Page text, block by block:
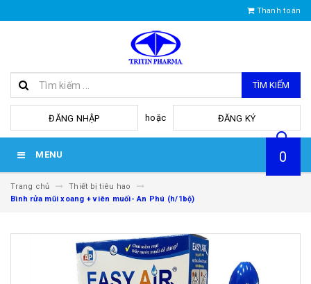
Thanh toán
TÌM KIẾM
ĐĂNG NHẬP hoặc ĐĂNG KÝ
MENU 0
Trang chủ
Thiết bị tiêu hao
Bình rửa mũi xoang + viên muối- An Phú (h/1bộ)